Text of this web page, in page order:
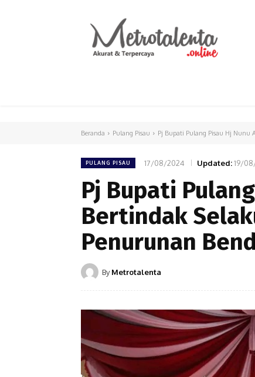
Beranda Pulang Pisau Pj Bupati Pulang Pisau Hj Nunu
PULANG PISAU 17/08/2024 Updated:19/
Pj Bupati
Bertindak
Penurunan
By Metrotalenta